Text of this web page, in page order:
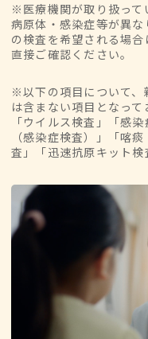
※医療機関が取り扱って
病原体・感染症等が異
の検査を希望される場
直接ご確認ください。
※以下の項目について、
は含まない項目となって
「ウイルス検査」「感
（感染症検査）」「喀
査」「迅速抗原キット検